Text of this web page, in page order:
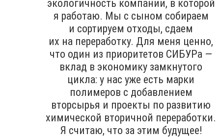
экологичность компании, в которой
я работаю. Мы с сыном собираем
и сортируем отходы, сдаем
их на переработку. Для меня ценно,
что один из приоритетов СИБУРа —
вклад в экономику замкнутого
цикла: у нас уже есть марки
полимеров с добавлением
вторсырья и проекты по развитию
химической вторичной переработки.
Я считаю, что за этим будущее!